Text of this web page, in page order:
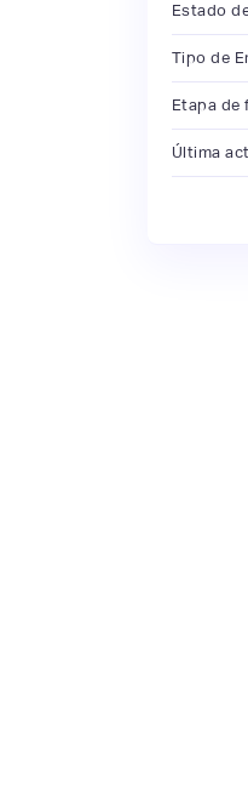
Estado
Tipo de
Etapa de
Última